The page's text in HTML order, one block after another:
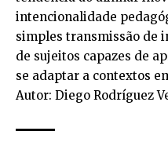
intencionalidade
simples transmissão de
de sujeitos capazes de
se adaptar a contextos
Autor: Diego Rodríguez